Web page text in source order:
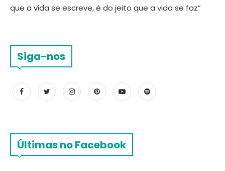
que a vida se escreve, é do jeito que a vida se faz”
Siga-nos
Últimas no Facebook